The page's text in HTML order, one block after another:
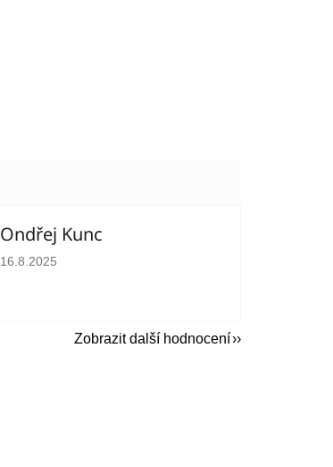
Ondřej Kunc
Hodnocení obchodu je 5 z 5 hvězdiček.
16.8.2025
Zobrazit další hodnocení